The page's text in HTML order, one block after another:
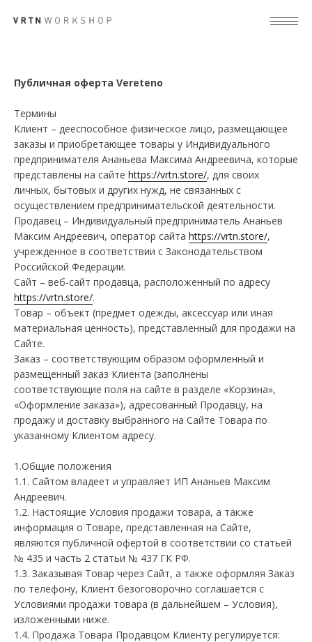
Публичная оферта Vereteno
Термины
Клиент – дееспособное физическое лицо, размещающее
заказы и приобретающее товары у Индивидуального
предпринимателя Ананьева Максима Андреевича, которые
представлены на сайте https://vrtn.store/, для своих
личных, бытовых и других нужд, не связанных с
осуществлением предпринимательской деятельности.
Продавец – Индивидуальный предприниматель Ананьев
Максим Андреевич, оператор сайта https://vrtn.store/,
учрежденное в соответствии с Законодательством
Российской Федерации.
Сайт – веб-сайт продавца, расположенный по адресу
https://vrtn.store/.
Товар – объект (предмет одежды, аксессуар или иная
материальная ценность), представленный для продажи на
Сайте.
Заказ – соответствующим образом оформленный и
размещенный заказ Клиента (заполнены
соответствующие поля на сайте в разделе «Корзина»,
«Оформление заказа»), адресованный Продавцу, на
продажу и доставку выбранного на Сайте Товара по
указанному Клиентом адресу.
1.Общие положения
1.1. Сайтом владеет и управляет ИП Ананьев Максим
Андреевич.
1.2. Настоящие Условия продажи товара, а также
информация о Товаре, представленная на Сайте,
являются публичной офертой в соответствии со статьей
№ 435 и часть 2 статьи № 437 ГК РФ.
1.3. Заказывая Товар через Сайт, а также оформляя Заказ
по телефону, Клиент безоговорочно соглашается с
Условиями продажи товара (в дальнейшем – Условия),
изложенными ниже.
1.4. Продажа Товара Продавцом Клиенту регулируется: